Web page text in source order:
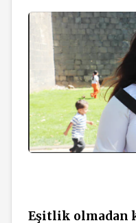
Eşitlik olmadan